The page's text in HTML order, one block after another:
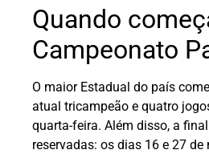
Quando
Campeonato
O maior Estadual do país
atual tricampeão e quatro
quarta-feira. Além disso, a
reservadas: os dias 16 e 27 de